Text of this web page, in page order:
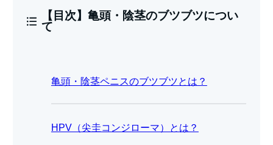
【目次】亀頭・陰茎のブツブツについ
て
亀頭・陰茎ペニスのブツブツとは？
HPV（尖圭コンジローマ）とは？